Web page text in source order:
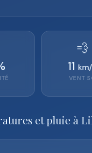
💨
11
VENT
et pluie à